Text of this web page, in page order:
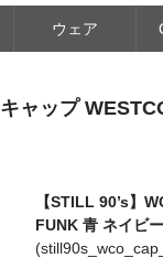
ウェア
ャップ
【STILL 90’s】
FUNK 青 ネイビ